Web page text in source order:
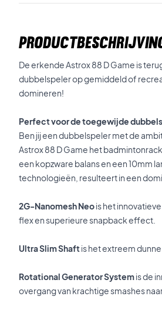
De erkende Astrox 88 D Game is
dubbelspeler op gemiddeld of
domineren!
Perfect voor de toegewijde
Ben jij een dubbelspeler met de
Astrox 88 D Game het
een kopzware balans en een 10mm
technologieën, resulteert in een
2G-Nanomesh Neois het
flex en superieure snapback effect.
Ultra Slim Shaftis het extreem
Rotational Generator Systemis de
overgang van krachtige smashes